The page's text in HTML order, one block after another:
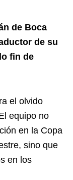
de Boca
de su
fin de
el olvido
equipo no
en la Copa
sino que
en los